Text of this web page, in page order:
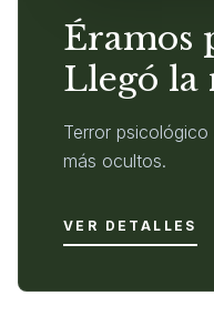
Éramos
Llegó la
Terror
más ocultos.
VER DETALLES